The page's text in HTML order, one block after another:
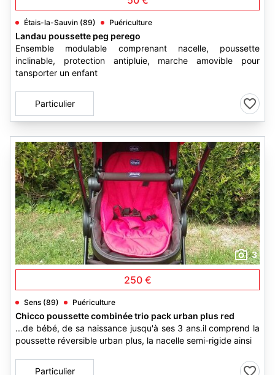
Étais-la-Sauvin (89) Puériculture
Landau poussette peg perego
Ensemble modulable comprenant nacelle, poussette
inclinable, protection antipluie, marche amovible pour
tansporter un enfant
Particulier
3
250 €
Sens (89) Puériculture
Chicco poussette combinée trio pack urban plus red
...de bébé, de sa naissance jusqu'à ses 3 ans.il comprend la
poussette réversible urban plus, la nacelle semi-rigide ainsi
Particulier